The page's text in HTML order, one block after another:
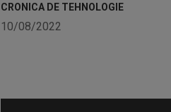
CRONICA DE TEHNOLOGIE
10/08/2022